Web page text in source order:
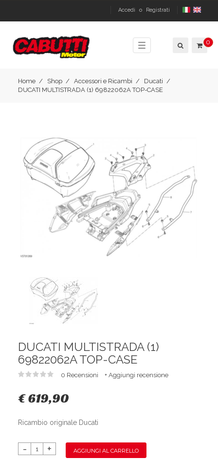
Accedi o Registrati
Toggle
navigation
0
Home Shop Accessori e Ricambi
Ducati
DUCATI MULTISTRADA (1) 69822062A TOP-CASE
DUCATI MULTISTRADA (1)
69822062A TOP-CASE
0 Recensioni + Aggiungi recensione
€ 619,90
Ricambio originale Ducati
AGGIUNGI AL CARRELLO